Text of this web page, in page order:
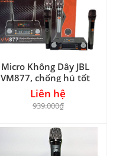
Micro Không Dây JBL
VM877, chống hú tốt
Liên hệ
939.000₫